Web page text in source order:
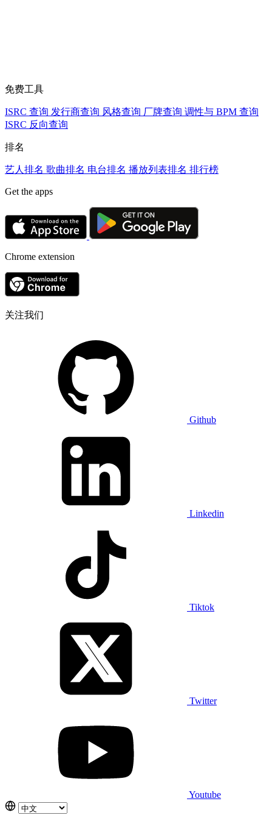
免费工具
ISRC 查询 发行商查询 风格查询 厂牌查询 调性与 BPM 查询
ISRC 反向查询
排名
艺人排名 歌曲排名 电台排名 播放列表排名 排行榜
Get the apps
Chrome extension
关注我们
Github
Linkedin
Tiktok
Twitter
Youtube